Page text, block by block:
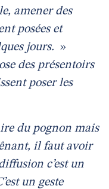
amener des
posées et
jours. »
des présentoirs
poser les
du pognon mais
il faut avoir
c’est un
un geste